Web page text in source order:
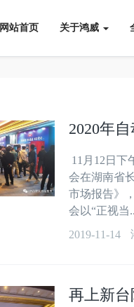
网站首页 关于鸿威
2020年
11月12日下
会在湖南省
市场报告》
会以“正视当
2019-11-14
再上新